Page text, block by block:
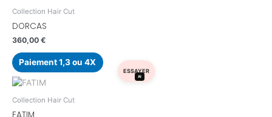
Collection Hair Cut
DORCAS
360,00 €
Paiement 1,3 ou 4X
AI
ESSAYER
Collection Hair Cut